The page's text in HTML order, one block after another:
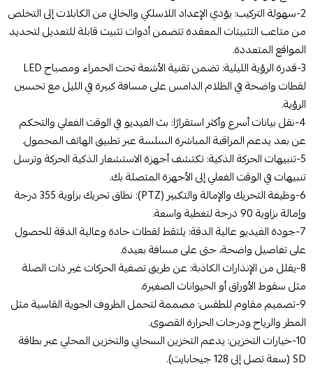
2-سهولة التركيب: يؤدي الإعداد اللاسلكي والخالي من الكابلات إلى التخلص
من متاعب التثبيتات المعقدة تتضمن أدوات تثبيت قابلة للتعديل لتحديد
المواقع المتعددة.
3-قدرة الرؤية الليلية: تضمن تقنية الأشعة تحت الحمراء ومصباح LED
لقطات واضحة في الظلام الدامس على مسافة كبيرة في الليل مع تحسين
الرؤية.
4-نقل بيانات أسرع وأكثر استقرارًا: بث الفيديو في الوقت الفعلي والتحكم
عن بعد يدعم المراقبة المباشرة السلسة عبر تطبيق الهاتف المحمول.
5-تنبيهات الحركة الذكية: تكتشف أجهزة الاستشعار الذكية الحركة وترسل
تنبيهات في الوقت الفعلي إلى الأجهزة المتصلة بك.
6-وظيفة التحريك والإمالة والتكبير (PTZ): نطاق تحريك بزاوية 355 درجة
وإمالة بزاوية 90 درجة لتغطية واسعة.
7-جودة الفيديو عالية الدقة: يلتقط لقطات حادة وعالية الدقة للحصول
على تفاصيل واضحة، حتى على مسافة بعيدة.
8-يقلل من الإنذارات الكاذبة: عن طريق تصفية الحركات غير ذات الصلة
مثل سقوط الأوراق أو الحيوانات الصغيرة.
9-تصميم مقاوم للطقس: مصممة لتحمل الظروف الجوية القاسية مثل
المطر والرياح ودرجات الحرارة القصوى.
10-خيارات التخزين: يدعم التخزين السحابي والتخزين المحلي عبر بطاقة
SD (سعة تصل إلى 128 جيجابايت).